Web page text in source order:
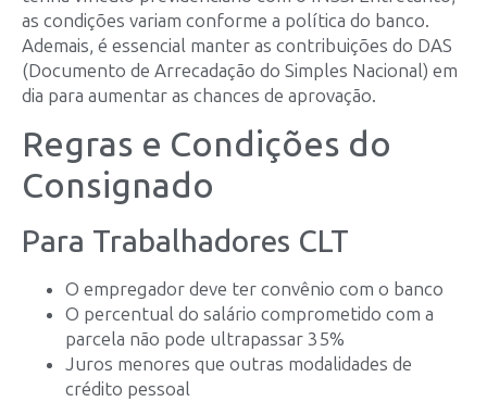
as condições variam conforme a política do banco.
Ademais, é essencial manter as contribuições do DAS
(Documento de Arrecadação do Simples Nacional) em
dia para aumentar as chances de aprovação.
Regras e Condições do
Consignado
Para Trabalhadores CLT
O empregador deve ter convênio com o banco
O percentual do salário comprometido com a
parcela não pode ultrapassar 35%
Juros menores que outras modalidades de
crédito pessoal